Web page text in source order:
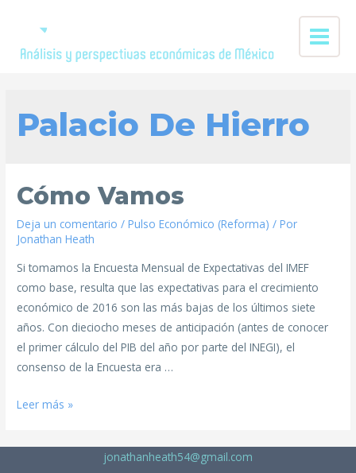
Palacio De Hierro
Cómo Vamos
Deja un comentario /Pulso Económico (Reforma) / Por
Jonathan Heath
Si tomamos la Encuesta Mensual de Expectativas del IMEF
como base, resulta que las expectativas para el crecimiento
económico de 2016 son las más bajas de los últimos siete
años. Con dieciocho meses de anticipación (antes de conocer
el primer cálculo del PIB del año por parte del INEGI), el
consenso de la Encuesta era …
Leer más »
jonathanheath54@gmail.com